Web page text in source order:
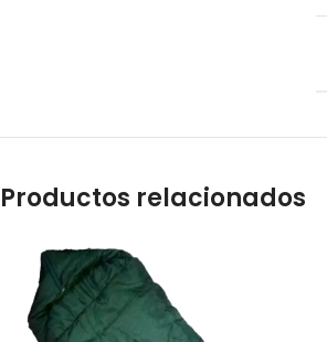
Productos relacionados